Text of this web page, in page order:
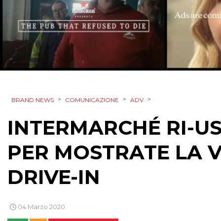
BRAND NEWS > COMUNICAZIONE > ADV >
INTERMARCHÉ RI-
PER MOSTRATE LA
DRIVE-IN
04 Marzo 2020